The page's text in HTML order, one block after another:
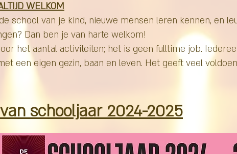
WELKOM
school van je kind, nieuwe mensen leren kennen, en
Dan ben je van harte welkom!
het aantal activiteiten; het is geen fulltime job.
een eigen gezin, baan en leven. Het geeft veel
schooljaar 2024-2025